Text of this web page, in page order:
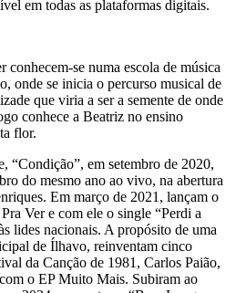
em todas as plataformas digitais.
se numa escola de música
onde se inicia o percurso musical de
que viria a ser a semente de onde
conhece a Beatriz no ensino
flor.
“Condição”, em setembro de 2020,
do mesmo ano ao vivo, na abertura
Em março de 2021, lançam o
Ver e com ele o single “Perdi a
lides nacionais. A propósito de uma
de Ílhavo, reinventam cinco
da Canção de 1981, Carlos Paião,
o EP Muito Mais. Subiram ao